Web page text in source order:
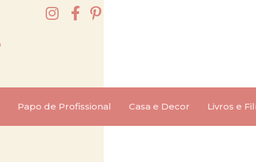
Papo de Profissional Casa e Decor Livros e